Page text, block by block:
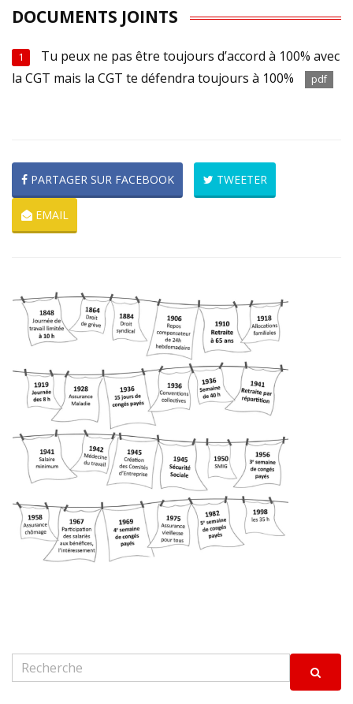
DOCUMENTS JOINTS
1
Tu peux ne pas être toujours d’accord à 100% avec
la CGT mais la CGT te défendra toujours à 100%
pdf
PARTAGER SUR FACEBOOK TWEETER
EMAIL